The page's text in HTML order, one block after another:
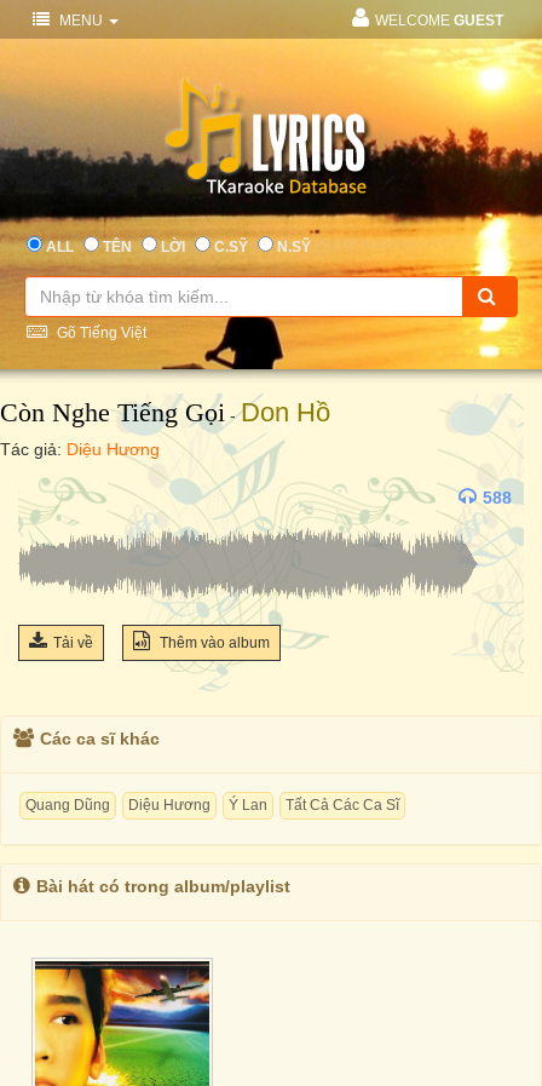
MENU WELCOME GUEST
ALL TÊN LỜI C.SỸ N.SỸ
Gõ Tiếng Việt
Còn Nghe Tiếng Gọi -Don Hồ
Tác giả: Diệu Hương
588
Tải về Thêm vào album
Các ca sĩ khác
Quang Dũng Diệu Hương Ý Lan Tất Cả Các Ca Sĩ
Bài hát có trong album/playlist